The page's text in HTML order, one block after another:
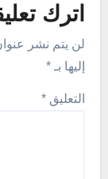
اترك
لن يتم نشر
إليها بـ*
التعليق*